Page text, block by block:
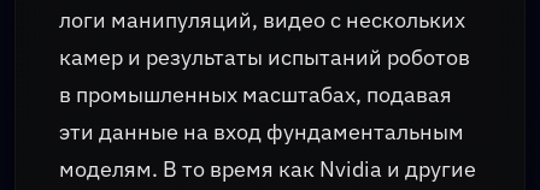
логи манипуляций, видео с нескольких
камер и результаты испытаний роботов
в промышленных масштабах, подавая
эти данные на вход фундаментальным
моделям. В то время как Nvidia и другие